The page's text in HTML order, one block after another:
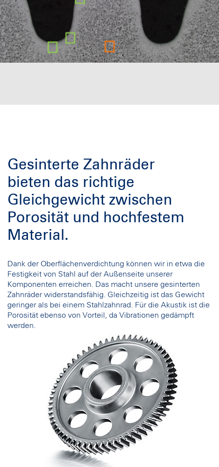
Gesinterte Zahnräder
bieten das richtige
Gleichgewicht zwischen
Porosität und hochfestem
Material.
Dank der Oberflächenverdichtung können wir in etwa die
Festigkeit von Stahl auf der Außenseite unserer
Komponenten erreichen. Das macht unsere gesinterten
Zahnräder widerstandsfähig. Gleichzeitig ist das Gewicht
geringer als bei einem Stahlzahnrad. Für die Akustik ist die
Porosität ebenso von Vorteil, da Vibrationen gedämpft
werden.